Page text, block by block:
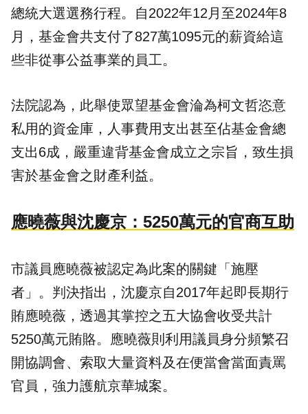
總統大選選務行程。自2022年12月至2024年8
月，基金會共支付了827萬1095元的薪資給這
些非從事公益事業的員工。
法院認為，此舉使眾望基金會淪為柯文哲恣意
私用的資金庫，人事費用支出甚至佔基金會總
支出6成，嚴重違背基金會成立之宗旨，致生損
害於基金會之財產利益。
應曉薇與沈慶京：5250萬元的官商互助
市議員應曉薇被認定為此案的關鍵「施壓
者」。判決指出，沈慶京自2017年起即長期行
賄應曉薇，透過其掌控之五大協會收受共計
5250萬元賄賂。應曉薇則利用議員身分頻繁召
開協調會、索取大量資料及在便當會當面責罵
官員，強力護航京華城案。